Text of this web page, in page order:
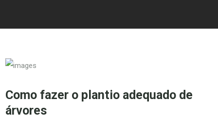
Como fazer o plantio adequado de
árvores